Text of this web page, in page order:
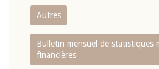
Autres
Bulletin mensuel de statistiques
financières